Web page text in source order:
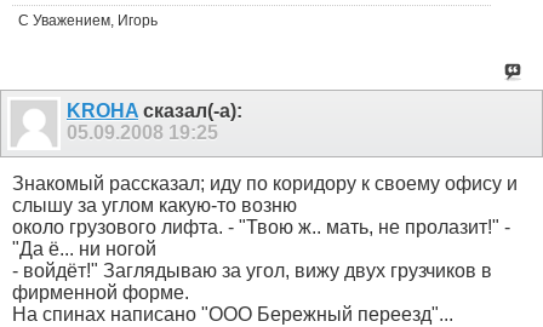
С Уважением, Игорь
KROHA сказал(-а):
05.09.2008 19:25
Знакомый рассказал; иду по коридору к своему офису и
слышу за углом какую-то возню
около грузового лифта. - "Твою ж.. мать, не пролазит!" -
"Да ё... ни ногой
- войдёт!" Заглядываю за угол, вижу двух грузчиков в
фирменной форме.
На спинах написано "ООО Бережный переезд"...